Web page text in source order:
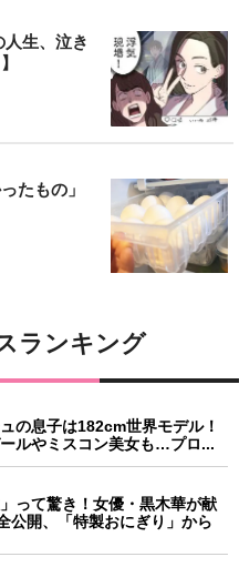
生、泣き
たもの」
ランキング
の息子は182cm世界モデル！
ルやミスコン美女も…プロ...
」って驚き！女優・黒木華が献
公開、「特製おにぎり」から